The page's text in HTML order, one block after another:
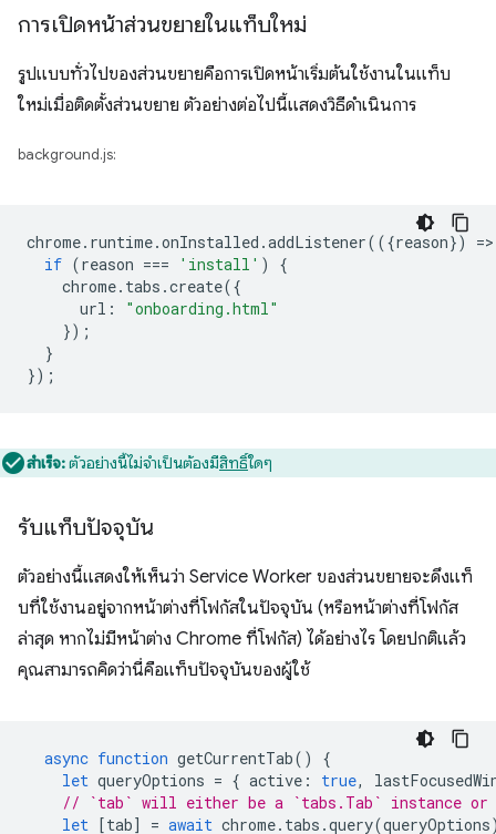
การเปิดหน้าส่วนขยายในแท็บใหม่
รูปแบบทั่วไปของส่วนขยายคือการเปิดหน้าเริ่มต้นใช้งานในแท็บ
ใหม่เมื่อติดตั้งส่วนขยาย ตัวอย่างต่อไปนี้แสดงวิธีดำเนินการ
background.js:
chrome. runtime.onInstalled .addListener(({reason}) =>
if (reason === 'install' )
{
chrome. tabs .create({
url :
"onboarding.html"
});
}
});
สำเร็จ:ตัวอย่างนี้ไม่จำเป็นต้องมีสิทธิ์ใดๆ
รับแท็บปัจจุบัน
ตัวอย่างนี้แสดงให้เห็นว่า Service Worker ของส่วนขยายจะดึงแท็
บที่ใช้งานอยู่จากหน้าต่างที่โฟกัสในปัจจุบัน (หรือหน้าต่างที่โฟกัส
ล่าสุด หากไม่มีหน้าต่าง Chrome ที่โฟกัส) ได้อย่างไร โดยปกติแล้ว
คุณสามารถคิดว่านี่คือแท็บปัจจุบันของผู้ใช้
async function getCurrentTab()
{
let queryOptions = { active : true,
// `tab` will either be a `tabs.Tab` instance or
let [tab] = await chrome. tabs .query(queryOptions